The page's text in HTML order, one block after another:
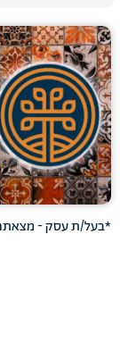
*בעל/ת עסק -